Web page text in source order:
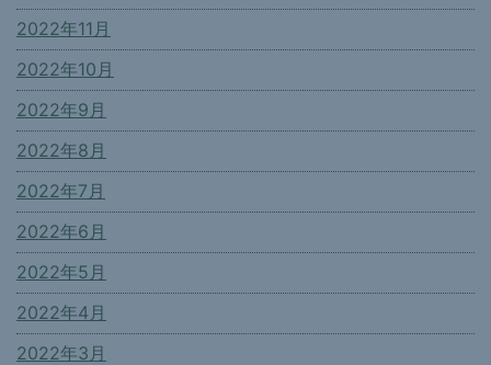
2022年11月
2022年10月
2022年9月
2022年8月
2022年7月
2022年6月
2022年5月
2022年4月
2022年3月